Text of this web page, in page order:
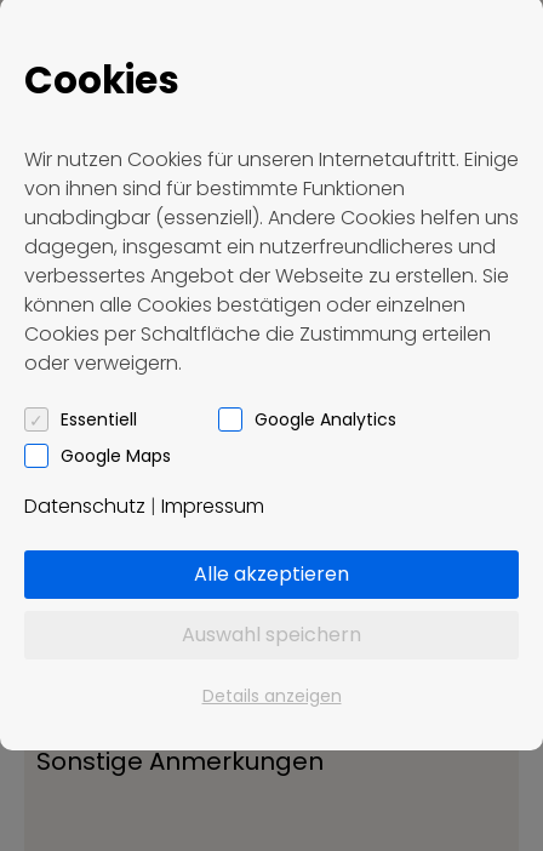
verfügbar. Bitte schauen Sie später
Jetzt buchen
Unverbindliche Buchungsanfage
Cookies
Wir nutzen Cookies für unseren Internetauftritt. Einige
von ihnen sind für bestimmte Funktionen
unabdingbar (essenziell). Andere Cookies helfen uns
dagegen, insgesamt ein nutzerfreundlicheres und
verbessertes Angebot der Webseite zu erstellen. Sie
können alle Cookies bestätigen oder einzelnen
Cookies per Schaltfläche die Zustimmung erteilen
oder verweigern.
Essentiell
Google Analytics
Google Maps
Datenschutz | Impressum
Alle akzeptieren
Auswahl speichern
Details anzeigen